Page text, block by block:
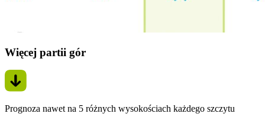
Więcej partii gór
Prognoza nawet na 5 różnych wysokościach każdego szczytu